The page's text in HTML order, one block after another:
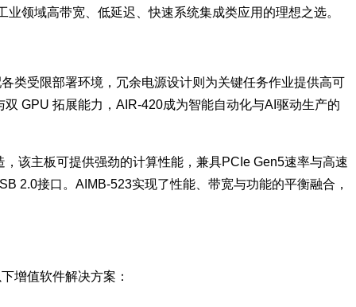
领域高带宽、低延迟、快速系统集成类应用的理想之选。
类受限部署环境，冗余电源设计则为关键任务作业提供高可
GPU 拓展能力，AIR-420成为智能自动化与AI驱动生产的
该主板可提供强劲的计算性能，兼具PCIe Gen5速率与高速
2.0接口。AIMB-523实现了性能、带宽与功能的平衡融合，
增值软件解决方案：